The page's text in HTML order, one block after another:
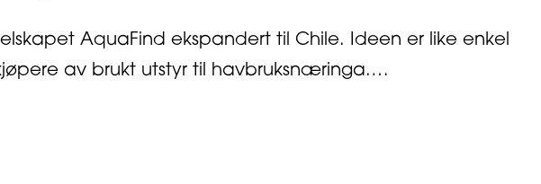
AquaFind ekspandert til Chile. Ideen er like enkel
av brukt utstyr til havbruksnæringa.…